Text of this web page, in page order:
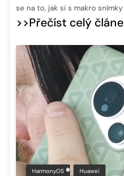
se na to, jak si s makro
>>Přečíst celý
HarmonyOS Huawei